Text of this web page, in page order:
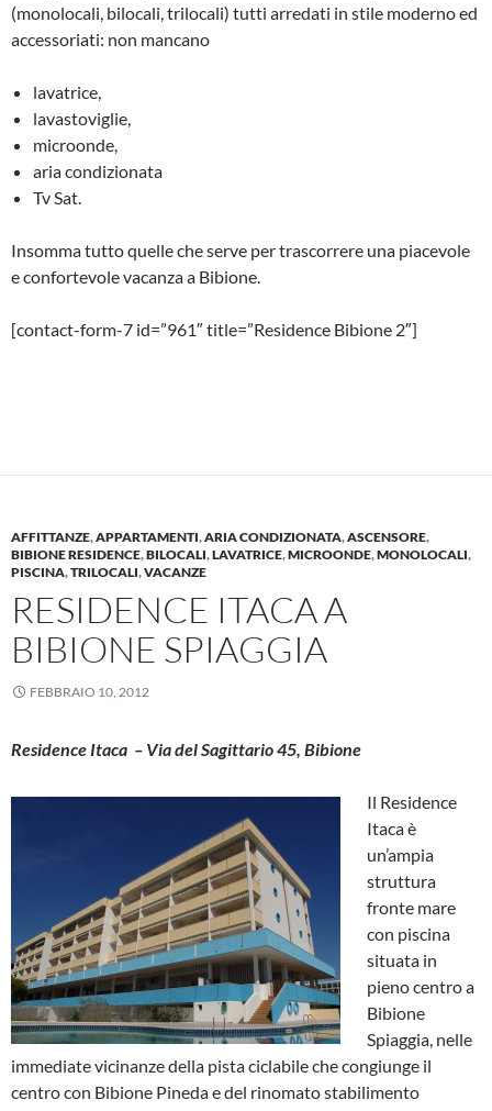
(monolocali, bilocali, trilocali) tutti arredati in stile moderno ed
accessoriati: non mancano
lavatrice,
lavastoviglie,
microonde,
aria condizionata
Tv Sat.
Insomma tutto quelle che serve per trascorrere una piacevole
e confortevole vacanza a Bibione.
[contact-form-7 id=”961″ title=”Residence Bibione 2″]
AFFITTANZE,APPARTAMENTI,ARIA CONDIZIONATA,ASCENSORE,
BIBIONE RESIDENCE,BILOCALI,LAVATRICE,MICROONDE,MONOLOCALI,
PISCINA,TRILOCALI,VACANZE
RESIDENCE ITACA A
BIBIONE SPIAGGIA
FEBBRAIO 10, 2012
Residence Itaca – Via del Sagittario 45, Bibione
Il Residence
Itaca è
un’ampia
struttura
fronte mare
con piscina
situata in
pieno centro a
Bibione
Spiaggia, nelle
immediate vicinanze della pista ciclabile che congiunge il
centro con Bibione Pineda e del rinomato stabilimento